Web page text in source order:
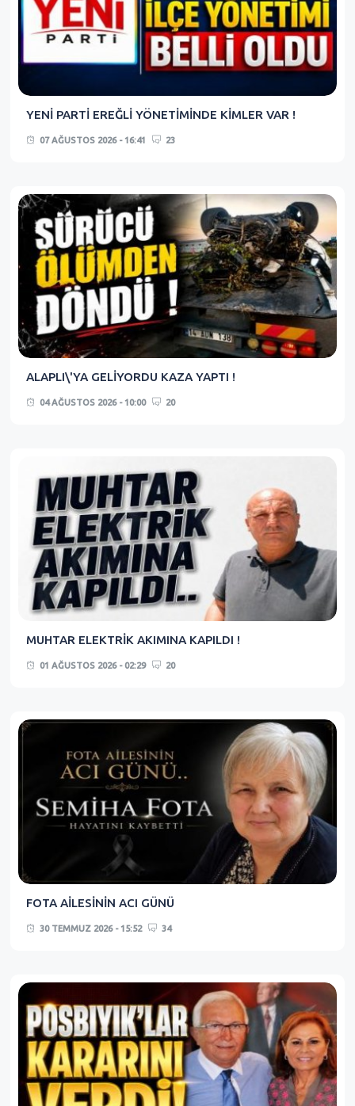
YENİ PARTİ EREĞLİ YÖNETİMİNDE KİMLER VAR !
07 AĞUSTOS 2026 - 16:41 23
ALAPLI\'YA GELİYORDU KAZA YAPTI !
04 AĞUSTOS 2026 - 10:00 20
MUHTAR ELEKTRİK AKIMINA KAPILDI !
01 AĞUSTOS 2026 - 02:29 20
FOTA AİLESİNİN ACI GÜNÜ
30 TEMMUZ 2026 - 15:52 34